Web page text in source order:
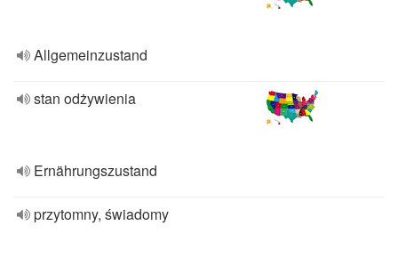
Allgemeinzustand
stan odżywienia
Ernährungszustand
przytomny, świadomy